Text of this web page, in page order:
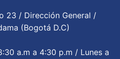
23 / Dirección General /
(Bogotá D.C)
a.m a 4:30 p.m / Lunes a